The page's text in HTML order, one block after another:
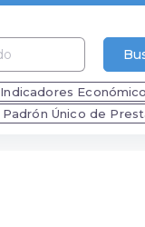
Indicadores
Padrón Único de